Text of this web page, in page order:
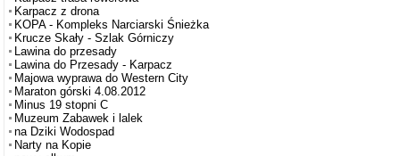
Karpacz z drona
KOPA - Kompleks Narciarski Śnieżka
Krucze Skały - Szlak Górniczy
Lawina do przesady
Lawina do Przesady - Karpacz
Majowa wyprawa do Western City
Maraton górski 4.08.2012
Minus 19 stopni C
Muzeum Zabawek i lalek
na Dziki Wodospad
Narty na Kopie